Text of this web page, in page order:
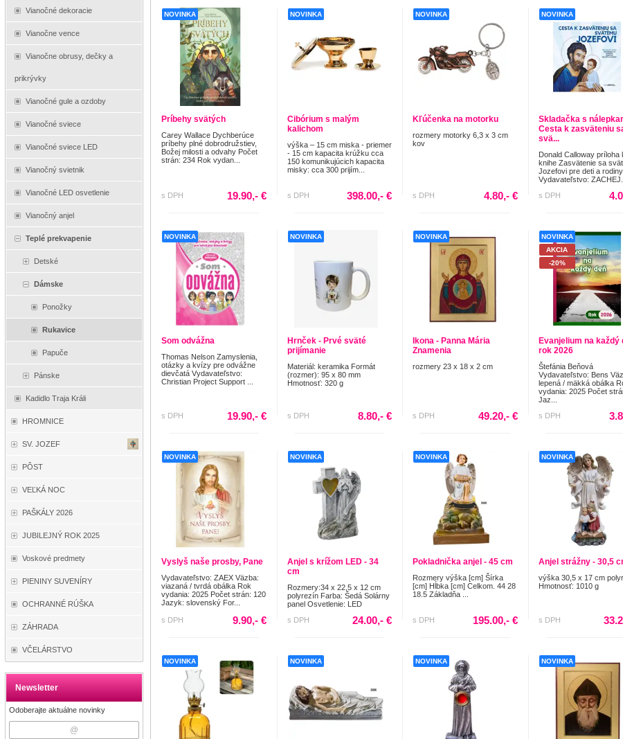
Vianočné dekoracie
Vianočne vence
Vianočne obrusy, dečky a
prikrývky
Vianočné gule a ozdoby
Vianočné sviece
Vianočné sviece LED
Vianočný svietnik
Vianočné LED osvetlenie
Vianočný anjel
Teplé prekvapenie
Detské
Dámske
Ponožky
Rukavice
Papuče
Pánske
Kadidlo Traja Králi
HROMNICE
SV. JOZEF
PÔST
VEĽKÁ NOC
PAŠKÁLY 2026
JUBILEJNÝ ROK 2025
Voskové predmety
PIENINY SUVENÍRY
OCHRANNÉ RÚŠKA
ZÁHRADA
VČELÁRSTVO
Newsletter
Odoberajte aktuálne novinky
NOVINKA
Príbehy svätých
Carey Wallace Dychberúce
príbehy plné dobrodružstiev,
Božej milosti a odvahy Počet
strán: 234 Rok vydan...
s DPH 19.90,- €
NOVINKA
Cibórium s malým
kalichom
výška – 15 cm miska - priemer
- 15 cm kapacita krúžku cca
150 komunikujúcich kapacita
misky: cca 300 prijím...
s DPH 398.00,- €
NOVINKA
Kľúčenka na motorku
rozmery motorky 6,3 x 3 cm
kov
s DPH 4.80,- €
NOVINKA
Skladačka s
Cesta k zasväteniu
svä...
Donald Calloway príloha
knihe Zasvätenie sa
Jozefovi pre deti a rodiny
Vydavateľstvo:
s DPH
NOVINKA
Som odvážna
Thomas Nelson Zamyslenia,
otázky a kvízy pre odvážne
dievčatá Vydavateľstvo:
Christian Project Support ...
s DPH 19.90,- €
NOVINKA
Hrnček - Prvé sväté
prijímanie
Materiál: keramika Formát
(rozmer): 95 x 80 mm
Hmotnosť: 320 g
s DPH 8.80,- €
NOVINKA
Ikona - Panna Mária
Znamenia
rozmery 23 x 18 x 2 cm
s DPH 49.20,- €
NOVINKA
AKCIA
-20%
Evanjelium na každý
rok 2026
Štefánia Beňová
Vydavateľstvo: Bens
lepená / mäkká obálka
vydania: 2025 Počet
Jaz...
s DPH
NOVINKA
Vyslyš naše prosby, Pane
Vydavateľstvo: ZAEX Väzba:
viazaná / tvrdá obálka Rok
vydania: 2025 Počet strán: 120
Jazyk: slovenský For...
s DPH 9.90,- €
NOVINKA
Anjel s krížom LED - 34
cm
Rozmery:34 x 22,5 x 12 cm
polyrezín Farba: Šedá Solárny
panel Osvetlenie: LED
s DPH
24.00,- €
NOVINKA
Pokladnička anjel - 45 cm
Rozmery výška [cm] Šírka
[cm] Hĺbka [cm] Celkom. 44 28
18.5 Základňa ...
s DPH 195.00,- €
NOVINKA
Anjel strážny - 30,5
výška 30,5 x 17 cm
Hmotnosť: 1010 g
s DPH
NOVINKA NOVINKA NOVINKA NOVINKA